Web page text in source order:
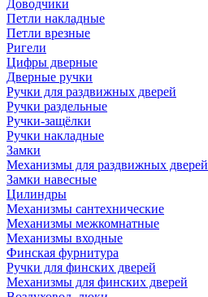
Доводчики
Петли накладные
Петли врезные
Ригели
Цифры дверные
Дверные ручки
Ручки для раздвижных дверей
Ручки раздельные
Ручки-защёлки
Ручки накладные
Замки
Механизмы для раздвижных дверей
Замки навесные
Цилиндры
Механизмы сантехнические
Механизмы межкомнатные
Механизмы входные
Финская фурнитура
Ручки для финских дверей
Механизмы для финских дверей